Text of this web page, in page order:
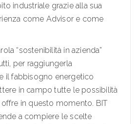
industriale grazie alla sua
come Advisor e come
“sostenibilità in azienda”
per raggiungerla
il fabbisogno energetico
in campo tutte le possibilità
in questo momento. BIT
a compiere le scelte